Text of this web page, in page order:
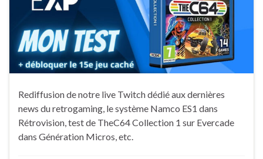
Rediffusion de notre live Twitch dédié aux dernières
news du retrogaming, le système Namco ES1 dans
Rétrovision, test de TheC64 Collection 1 sur Evercade
dans Génération Micros, etc.